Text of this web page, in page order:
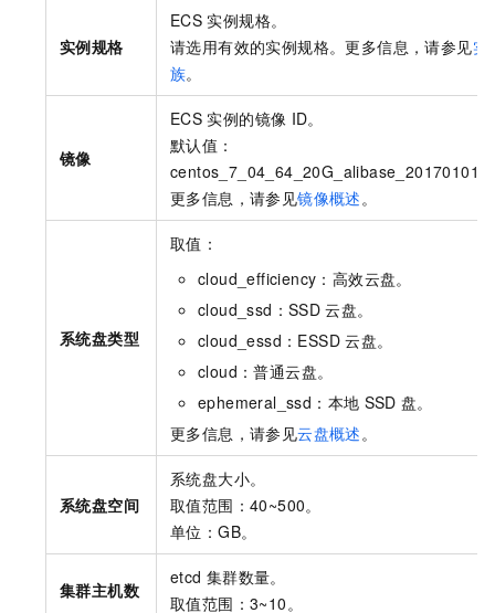
实例规格
ECS 实例规格。
请选用有效的实例规格。更多信息，请参见实
族。
镜像
ECS 实例的镜像 ID。
默认值：
更多信息，请参见镜像概述。
系统盘类型
取值：
cloud_efficiency：高效云盘。
cloud_ssd：SSD 云盘。
cloud_essd：ESSD 云盘。
cloud：普通云盘。
ephemeral_ssd：本地 SSD 盘。
更多信息，请参见云盘概述。
系统盘空间
系统盘大小。
取值范围：40~500。
单位：GB。
集群主机数
etcd 集群数量。
取值范围：3~10。